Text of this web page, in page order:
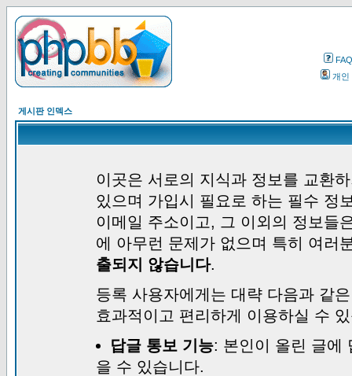
FAQ
개인
게시판 인덱스
이곳은 서로의 지식과 정보를 교환
있으며 가입시 필요로 하는 필수 정
이메일 주소이고, 그 이외의 정보들
에 아무런 문제가 없으며 특히 여러
출되지 않습니다.
등록 사용자에게는 대략 다음과 같
효과적이고 편리하게 이용하실 수
답글 통보 기능: 본인이 올린 글에
을 수 있습니다.